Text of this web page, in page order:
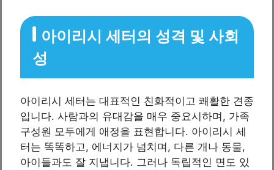
아이리시 세터의 성격 및 사회
성
아이리시 세터는 대표적인 친화적이고 쾌활한 견종
입니다. 사람과의 유대감을 매우 중요시하며, 가족
구성원 모두에게 애정을 표현합니다. 아이리시 세
터는 똑똑하고, 에너지가 넘치며, 다른 개나 동물,
아이들과도 잘 지냅니다. 그러나 독립적인 면도 있